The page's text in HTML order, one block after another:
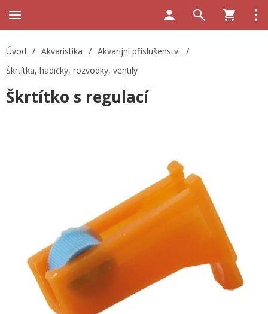
Úvod / Akvaristika / Akvarijní příslušenství /
Škrtítka, hadičky, rozvodky, ventily
Škrtítko s regulací